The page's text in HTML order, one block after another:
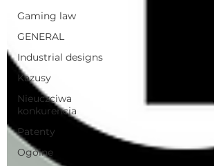
Gaming law
GENERAL
Industrial designs
Kazusy
Nieuczciwa
konkurencja
Patenty
Ogólne